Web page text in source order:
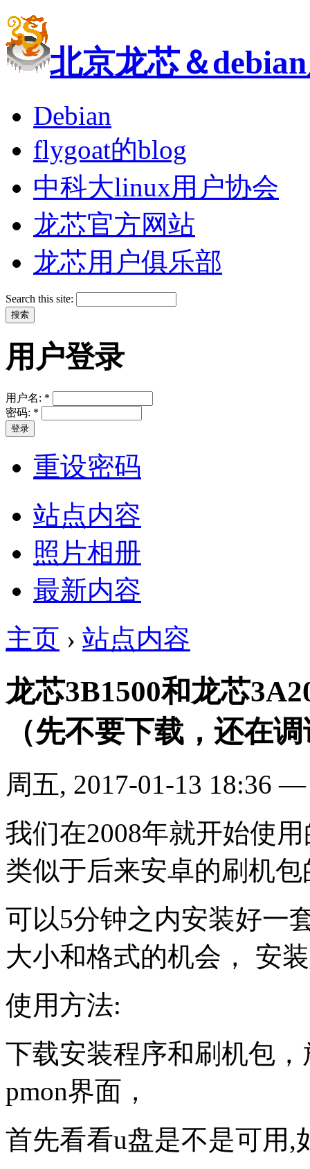
北京龙芯＆
Debian
flygoat的blog
中科大linux用户协会
龙芯官方网站
龙芯用户俱乐部
Search this site:
用户登录
用户名: *
密码: *
重设密码
站点内容
照片相册
最新内容
主页 › 站点内容
龙芯3B1500和龙芯
（先不要下载，还在
周五, 2017-01-13 18:36
我们在2008年就开始使
类似于后来安卓的刷机
可以5分钟之内安装好一
大小和格式的机会， 安
使用方法:
下载安装程序和刷机包
pmon界面，
首先看看u盘是不是可用,